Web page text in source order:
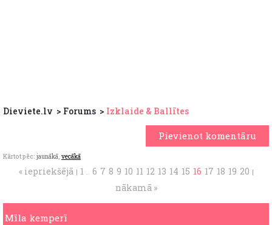
Dieviete.lv Forums Izklaide & Ballītes
Pievienot komentāru
Kārtot pēc: jaunākā, vecākā
« iepriekšējā 1 .. 6 7 8 9 10 11 12 13 14 15 16 17 18 19 20
nākamā »
Mīla kemperī